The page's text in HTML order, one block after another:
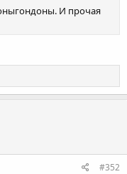
И прочая
#352